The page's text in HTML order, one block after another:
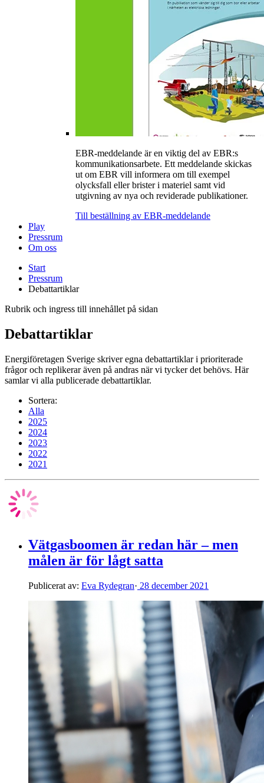
EBR-meddelande är en viktig del av EBR:s
kommunikationsarbete. Ett meddelande skickas
ut om EBR vill informera om till exempel
olycksfall eller brister i materiel samt vid
utgivning av nya och reviderade publikationer.
Till beställning av EBR-meddelande
Play
Pressrum
Om oss
Start
Pressrum
Debattartiklar
Rubrik och ingress till innehållet på sidan
Debattartiklar
Energiföretagen Sverige skriver egna debattartiklar i prioriterade
frågor och replikerar även på andras när vi tycker det behövs. Här
samlar vi alla publicerade debattartiklar.
Sortera:
Alla
2025
2024
2023
2022
2021
Vätgasboomen är redan här – men
målen är för lågt satta
Publicerat av: Eva Rydegran· 28 december 2021